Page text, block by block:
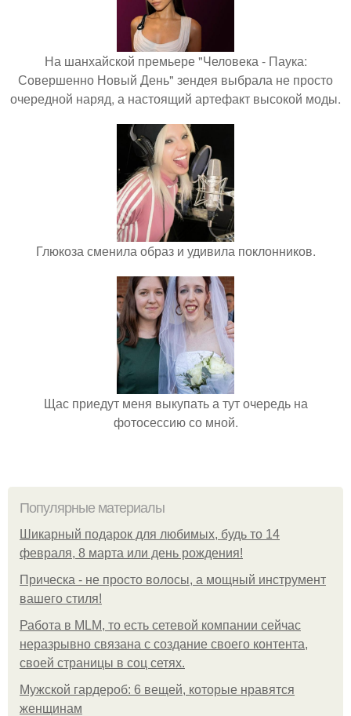
На шанхайской премьере "Человека - Паука:
Совершенно Новый День" зендея выбрала не просто
очередной наряд, а настоящий артефакт высокой моды.
Глюкоза сменила образ и удивила поклонников.
Щас приедут меня выкупать а тут очередь на
фотосессию со мной.
Популярные материалы
Шикарный подарок для любимых, будь то 14
февраля, 8 марта или день рождения!
Прическа - не просто волосы, а мощный инструмент
вашего стиля!
Работа в MLM, то есть сетевой компании сейчас
неразрывно связана с создание своего контента,
своей страницы в соц сетях.
Мужской гардероб: 6 вещей, которые нравятся
женщинам